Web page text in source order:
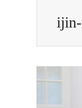
ijin-